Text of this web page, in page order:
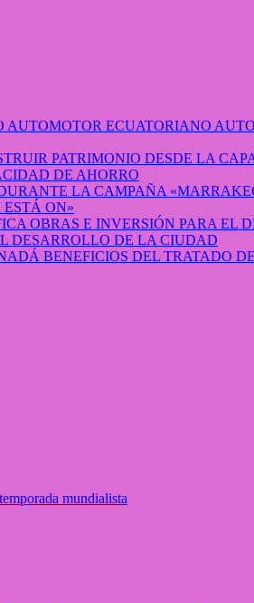
DE AHORRO
ON»
DESARROLLO DE LA CIUDAD
BENEFICIOS DEL TRATADO
mundialista